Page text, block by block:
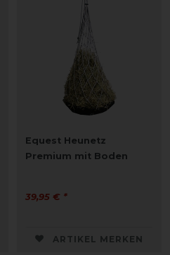
Equest Heunetz
Premium mit Boden
39,95 € *
ARTIKEL MERKEN